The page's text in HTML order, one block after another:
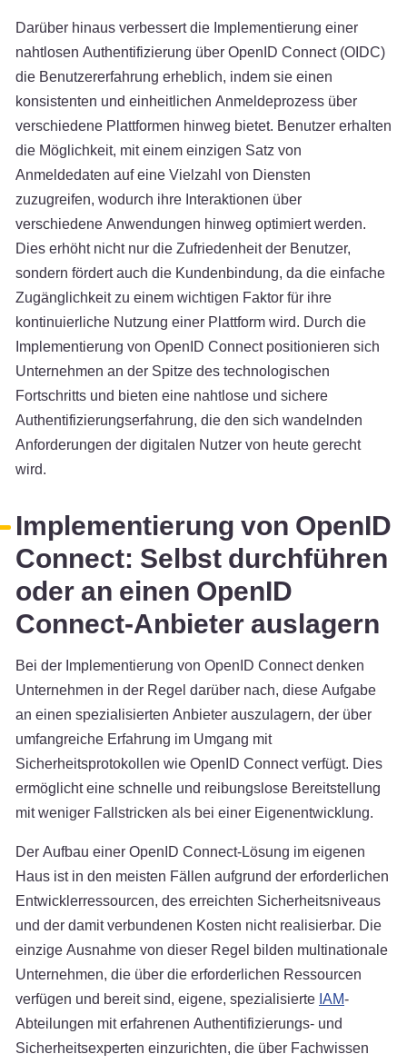
Darüber hinaus verbessert die Implementierung einer
nahtlosen Authentifizierung über OpenID Connect (OIDC)
die Benutzererfahrung erheblich, indem sie einen
konsistenten und einheitlichen Anmeldeprozess über
verschiedene Plattformen hinweg bietet. Benutzer erhalten
die Möglichkeit, mit einem einzigen Satz von
Anmeldedaten auf eine Vielzahl von Diensten
zuzugreifen, wodurch ihre Interaktionen über
verschiedene Anwendungen hinweg optimiert werden.
Dies erhöht nicht nur die Zufriedenheit der Benutzer,
sondern fördert auch die Kundenbindung, da die einfache
Zugänglichkeit zu einem wichtigen Faktor für ihre
kontinuierliche Nutzung einer Plattform wird. Durch die
Implementierung von OpenID Connect positionieren sich
Unternehmen an der Spitze des technologischen
Fortschritts und bieten eine nahtlose und sichere
Authentifizierungserfahrung, die den sich wandelnden
Anforderungen der digitalen Nutzer von heute gerecht
wird.
Implementierung von OpenID
Connect: Selbst durchführen
oder an einen OpenID
Connect-Anbieter auslagern
Bei der Implementierung von OpenID Connect denken
Unternehmen in der Regel darüber nach, diese Aufgabe
an einen spezialisierten Anbieter auszulagern, der über
umfangreiche Erfahrung im Umgang mit
Sicherheitsprotokollen wie OpenID Connect verfügt. Dies
ermöglicht eine schnelle und reibungslose Bereitstellung
mit weniger Fallstricken als bei einer Eigenentwicklung.
Der Aufbau einer OpenID Connect-Lösung im eigenen
Haus ist in den meisten Fällen aufgrund der erforderlichen
Entwicklerressourcen, des erreichten Sicherheitsniveaus
und der damit verbundenen Kosten nicht realisierbar. Die
einzige Ausnahme von dieser Regel bilden multinationale
Unternehmen, die über die erforderlichen Ressourcen
verfügen und bereit sind, eigene, spezialisierte IAM-
Abteilungen mit erfahrenen Authentifizierungs- und
Sicherheitsexperten einzurichten, die über Fachwissen